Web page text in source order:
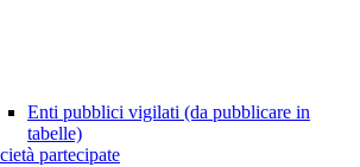
Enti pubblici vigilati (da pubblicare in
tabelle)
partecipate